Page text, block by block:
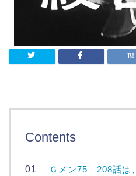
Contents
Ｇメン75 208話は